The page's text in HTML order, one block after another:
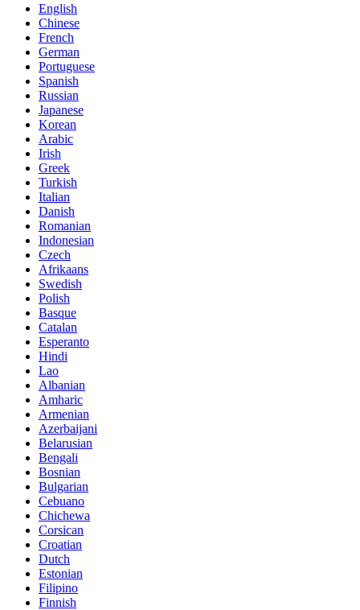
English
Chinese
French
German
Portuguese
Spanish
Russian
Japanese
Korean
Arabic
Irish
Greek
Turkish
Italian
Danish
Romanian
Indonesian
Czech
Afrikaans
Swedish
Polish
Basque
Catalan
Esperanto
Hindi
Lao
Albanian
Amharic
Armenian
Azerbaijani
Belarusian
Bengali
Bosnian
Bulgarian
Cebuano
Chichewa
Corsican
Croatian
Dutch
Estonian
Filipino
Finnish